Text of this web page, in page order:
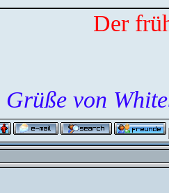
Der
Grüße von